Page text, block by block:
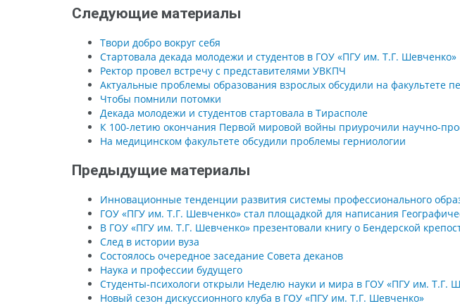
Следующие материалы
Твори добро вокруг себя
Стартовала декада молодежи и студентов в ГОУ «ПГУ им. Т.Г. Шевченко»
Ректор провел встречу с представителями УВКПЧ
Актуальные проблемы образования взрослых обсудили на факультете
Чтобы помнили потомки
Декада молодежи и студентов стартовала в Тирасполе
К 100-летию окончания Первой мировой войны приурочили научно-
На медицинском факультете обсудили проблемы герниологии
Предыдущие материалы
Инновационные тенденции развития системы профессионального
ГОУ «ПГУ им. Т.Г. Шевченко» стал площадкой для написания
В ГОУ «ПГУ им. Т.Г. Шевченко» презентовали книгу о Бендерской
След в истории вуза
Состоялось очередное заседание Совета деканов
Наука и профессии будущего
Студенты-психологи открыли Неделю науки и мира в ГОУ «ПГУ им. Т.Г.
Новый сезон дискуссионного клуба в ГОУ «ПГУ им. Т.Г. Шевченко»